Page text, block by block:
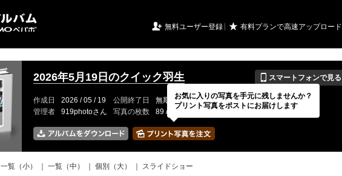
 無料ユーザー登録 ★ 有料プランで高速アップロード
2026年5月19日のクイック羽生 📱 スマートフォンで見る
作成日 2026 / 05 / 19 公開終了日 無期限 イベントの期間
---
管理者
919photoさん 写真の枚数 89 / 2000枚
一覧（小） 一覧（中） 個別（大）
スライドショー
お気に入りの写真を手元に残しませんか？
プリント写真をポストにお届けします